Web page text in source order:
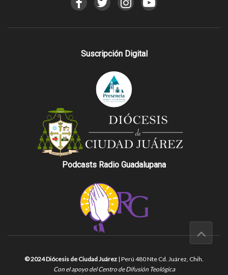
Suscripción Digital
Podcasts Radio Guadalupana
© 2024 Diócesis de Ciudad Juárez | Perú 480 Nte Cd. Juárez, Chih.
Con el apoyo del Centro de Difusión Teológica